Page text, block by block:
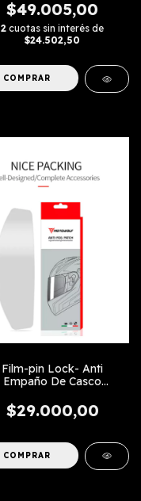
$49.005,00
2 cuotas sin interés de
$24.502,50
COMPRAR
Film-pin Lock- Anti
Empaño De Casco
$29.000,00